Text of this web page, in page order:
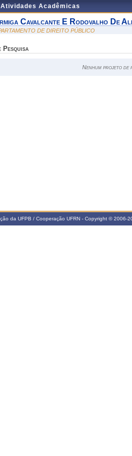
Acadêmicas
Cavalcante E Rodovalho De
DE DIREITO PÚBLICO
Nenhum projeto de
da UFPB / Cooperação UFRN - Copyright ©